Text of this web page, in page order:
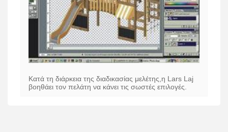
Κατά τη διάρκεια της διαδικασίας μελέτης,η Lars Laj
βοηθάει τον πελάτη να κάνει τις σωστές επιλογές.